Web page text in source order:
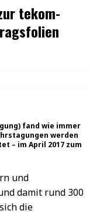
tekom-
fand wie immer
werden
– im April 2017 zum
und
damit rund 300
die